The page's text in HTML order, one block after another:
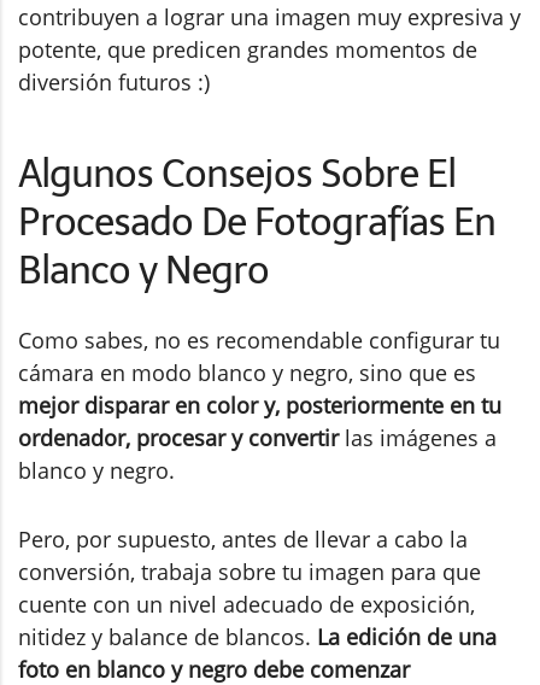
contribuyen a lograr una imagen muy expresiva y
potente, que predicen grandes momentos de
diversión futuros :)
Algunos Consejos Sobre El
Procesado De Fotografías En
Blanco y Negro
Como sabes, no es recomendable configurar tu
cámara en modo blanco y negro, sino que es
mejor disparar en color y, posteriormente en tu
ordenador, procesar y convertirlas imágenes a
blanco y negro.
Pero, por supuesto, antes de llevar a cabo la
conversión, trabaja sobre tu imagen para que
cuente con un nivel adecuado de exposición,
nitidez y balance de blancos. La edición de una
foto en blanco y negro debe comenzar